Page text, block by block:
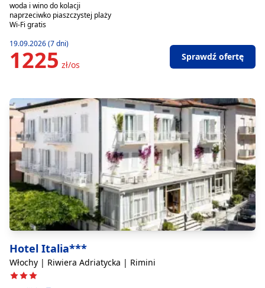
woda i wino do kolacji
naprzeciwko piaszczystej plaży
Wi-Fi gratis
19.09.2026 (7 dni)
1225 zł/os
Sprawdź ofertę
Hotel Italia***
Włochy | Riwiera Adriatycka | Rimini